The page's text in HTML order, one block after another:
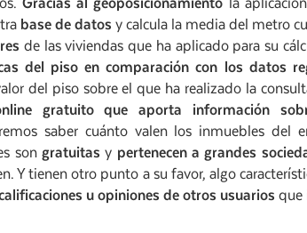
base de datos y calcula la media del metro
de las viviendas que ha aplicado para su
del piso en comparación con los datos
del piso sobre el que ha realizado la
gratuito que aporta información
saber cuánto valen los inmuebles del
son gratuitas y pertenecen a grandes
Y tienen otro punto a su favor, algo
u opiniones de otros usuarios que